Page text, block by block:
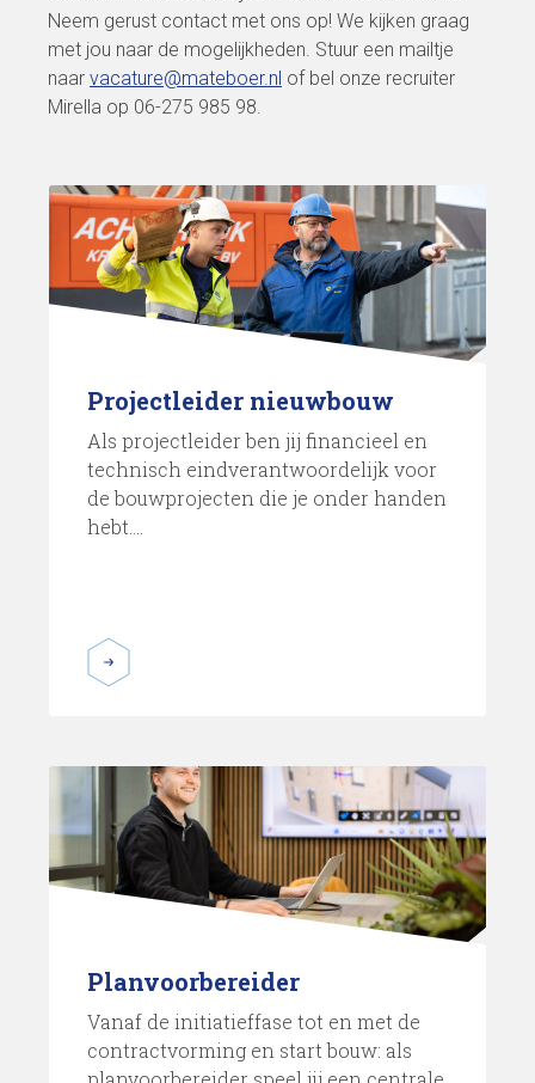
Neem gerust contact met ons op! We kijken graag
met jou naar de mogelijkheden. Stuur een mailtje
naar vacature@mateboer.nl of bel onze recruiter
Mirella op 06-275 985 98.
Projectleider nieuwbouw
Als projectleider ben jij financieel en
technisch eindverantwoordelijk voor
de bouwprojecten die je onder handen
hebt....
Planvoorbereider
Vanaf de initiatieffase tot en met de
contractvorming en start bouw: als